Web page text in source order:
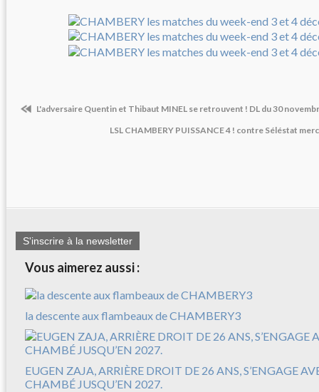
L'adversaire Quentin et Thibaut MINEL se retrouvent ! DL du 30
LSL CHAMBERY PUISSANCE 4 ! contre Séléstat
S'inscrire à la newsletter
Vous aimerez aussi :
la descente aux flambeaux de CHAMBERY3
EUGEN ZAJA, ARRIÈRE DROIT DE 26 ANS, S’ENGAGE
CHAMBÉ JUSQU’EN 2027.